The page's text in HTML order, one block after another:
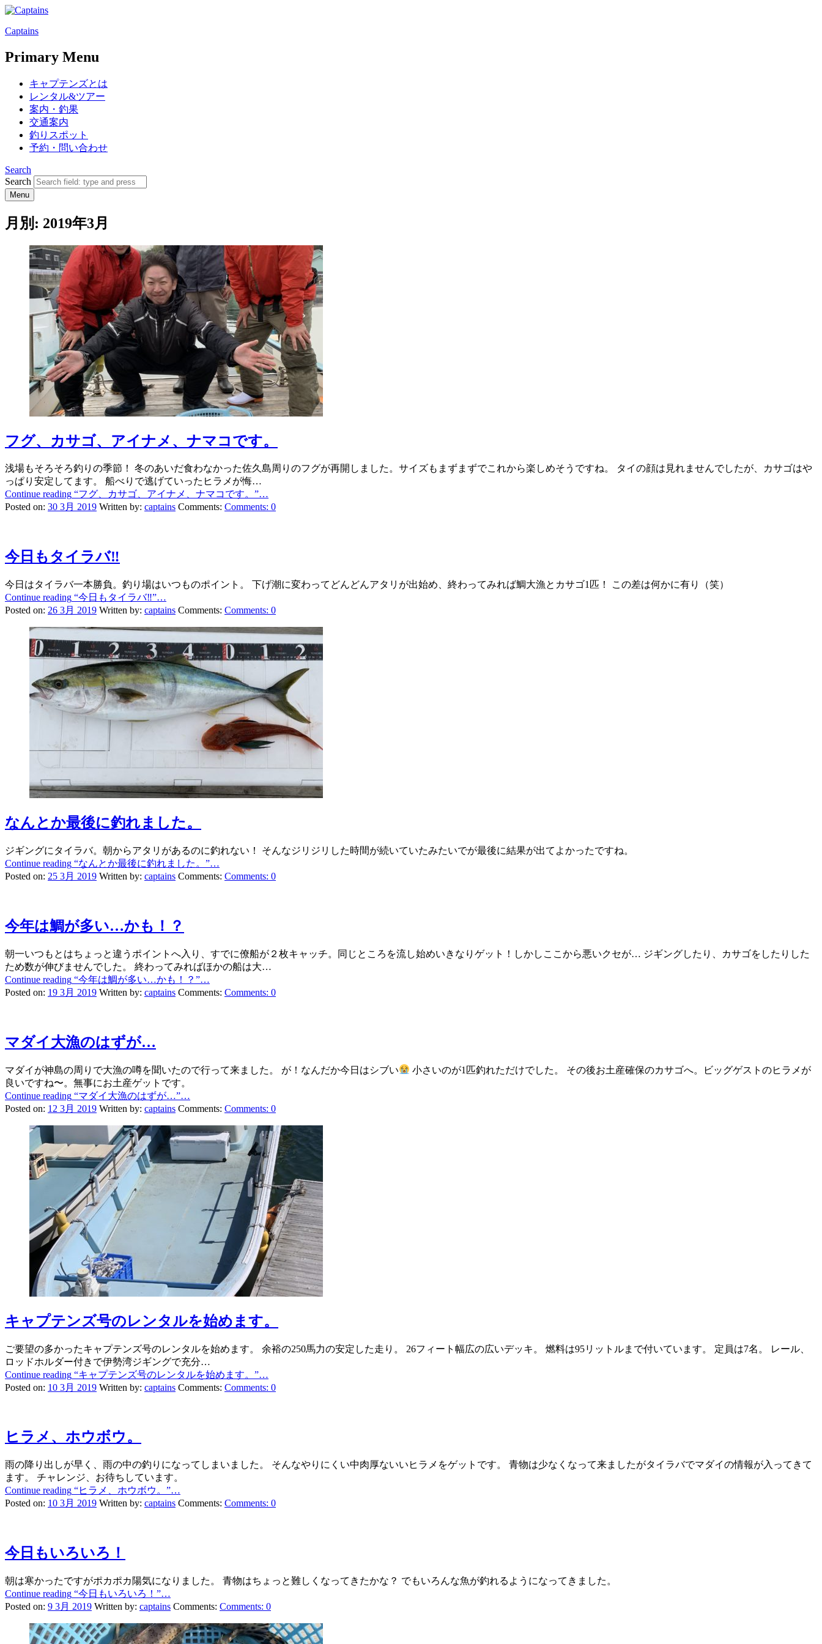
Captains
Primary Menu
キャプテンズとは
レンタル&ツアー
案内・釣果
交通案内
釣りスポット
予約・問い合わせ
Search
Search
Menu
月別: 2019年3月
フグ、カサゴ、アイナメ、ナマコです。
浅場もそろそろ釣りの季節！ 冬のあいだ食わなかった佐久島周りのフグが再開しました。サイズもまずまずでこれから楽しめそうですね。 タイの顔は見れませんでしたが、カサゴはや
っぱり安定してます。 船べりで逃げていったヒラメが悔…
Continue reading “フグ、カサゴ、アイナメ、ナマコです。”…
Posted on: 30 3月 2019 Written by: captains Comments: Comments: 0
今日もタイラバ‼︎
今日はタイラバ一本勝負。釣り場はいつものポイント。 下げ潮に変わってどんどんアタリが出始め、終わってみれば鯛大漁とカサゴ1匹！ この差は何かに有り（笑）
Continue reading “今日もタイラバ‼︎”…
Posted on: 26 3月 2019 Written by: captains Comments: Comments: 0
なんとか最後に釣れました。
ジギングにタイラバ。朝からアタリがあるのに釣れない！ そんなジリジリした時間が続いていたみたいでが最後に結果が出てよかったですね。
Continue reading “なんとか最後に釣れました。”…
Posted on: 25 3月 2019 Written by: captains Comments: Comments: 0
今年は鯛が多い…かも！？
朝一いつもとはちょっと違うポイントへ入り、すでに僚船が２枚キャッチ。同じところを流し始めいきなりゲット！しかしここから悪いクセが… ジギングしたり、カサゴをしたりした
ため数が伸びませんでした。 終わってみればほかの船は大…
Continue reading “今年は鯛が多い…かも！？”…
Posted on: 19 3月 2019 Written by: captains Comments: Comments: 0
マダイ大漁のはずが…
マダイが神島の周りで大漁の噂を聞いたので行って来ました。 が！なんだか今日はシブい
小さいのが1匹釣れただけでした。 その後お土産確保のカサゴへ。ビッグゲストのヒラメが
良いですね〜。無事にお土産ゲットです。
Continue reading “マダイ大漁のはずが…”…
Posted on: 12 3月 2019 Written by: captains Comments: Comments: 0
キャプテンズ号のレンタルを始めます。
ご要望の多かったキャプテンズ号のレンタルを始めます。 余裕の250馬力の安定した走り。 26フィート幅広の広いデッキ。 燃料は95リットルまで付いています。 定員は7名。 レール、
ロッドホルダー付きで伊勢湾ジギングで充分…
Continue reading “キャプテンズ号のレンタルを始めます。”…
Posted on: 10 3月 2019 Written by: captains Comments: Comments: 0
ヒラメ、ホウボウ。
雨の降り出しが早く、雨の中の釣りになってしまいました。 そんなやりにくい中肉厚ないいヒラメをゲットです。 青物は少なくなって来ましたがタイラバでマダイの情報が入ってきて
ます。 チャレンジ、お待ちしています。
Continue reading “ヒラメ、ホウボウ。”…
Posted on: 10 3月 2019 Written by: captains Comments: Comments: 0
今日もいろいろ！
朝は寒かったですがポカポカ陽気になりました。 青物はちょっと難しくなってきたかな？ でもいろんな魚が釣れるようになってきました。
Continue reading “今日もいろいろ！”…
Posted on: 9 3月 2019 Written by: captains Comments: Comments: 0